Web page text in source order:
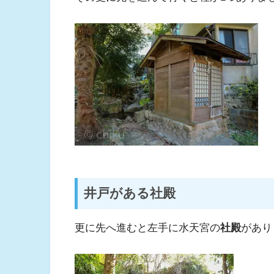
井戸がある社殿
更に先へ進むと左手に水天宮の社殿があ